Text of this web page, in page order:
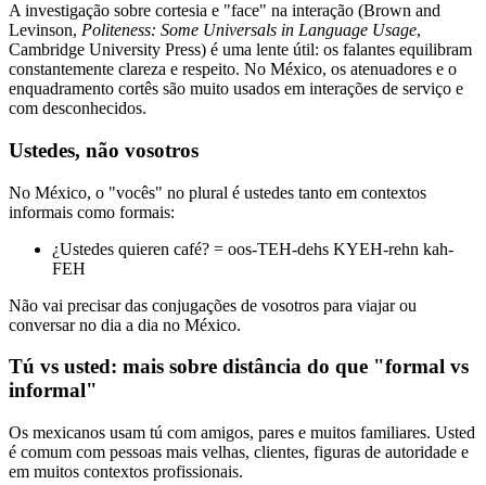
A investigação sobre cortesia e "face" na interação (Brown and
Levinson, Politeness: Some Universals in Language Usage,
Cambridge University Press) é uma lente útil: os falantes equilibram
constantemente clareza e respeito. No México, os atenuadores e o
enquadramento cortês são muito usados em interações de serviço e
com desconhecidos.
Ustedes, não vosotros
No México, o "vocês" no plural é ustedes tanto em contextos
informais como formais:
¿Ustedes quieren café? = oos-TEH-dehs KYEH-rehn kah-
FEH
Não vai precisar das conjugações de vosotros para viajar ou
conversar no dia a dia no México.
Tú vs usted: mais sobre distância do que "formal vs
informal"
Os mexicanos usam tú com amigos, pares e muitos familiares. Usted
é comum com pessoas mais velhas, clientes, figuras de autoridade e
em muitos contextos profissionais.